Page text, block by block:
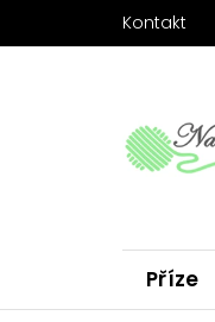
Kontakt
Příze